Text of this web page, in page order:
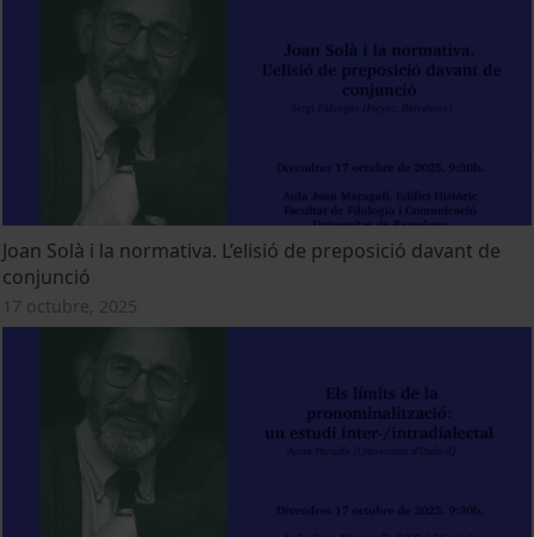
Joan Solà i la normativa. L’elisió de preposició davant de
conjunció
17 octubre, 2025